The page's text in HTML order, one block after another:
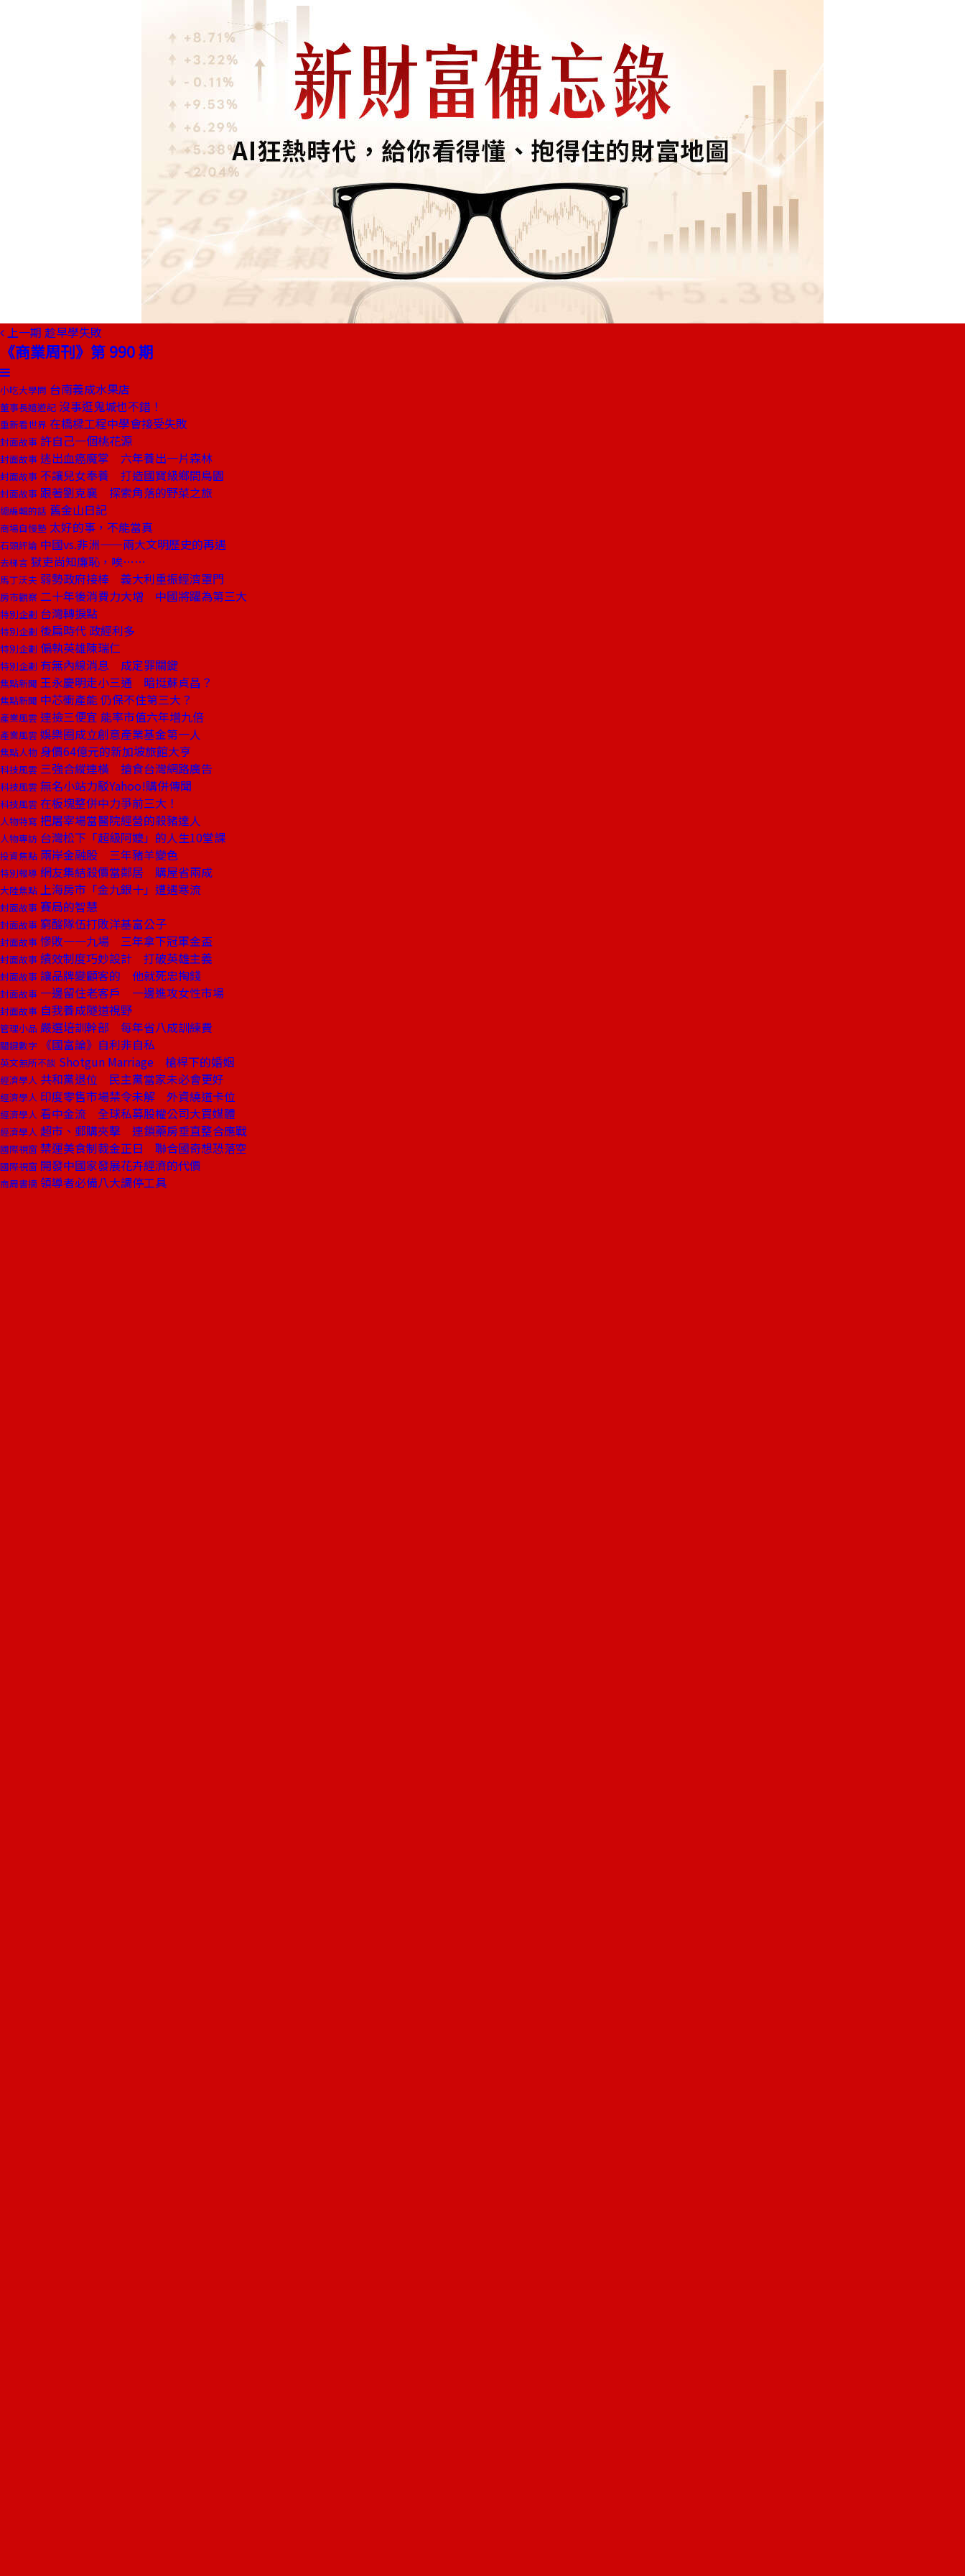
上一期 趁早學失敗
《商業周刊》第 990 期
小吃大學問 台南義成水果店
董事長嬉遊記 沒事逛鬼城也不錯！
重新看世界 在橋樑工程中學會接受失敗
封面故事 許自己一個桃花源
封面故事 逃出血癌魔掌 六年養出一片森林
封面故事 不讓兒女奉養 打造國寶級鄉間鳥園
封面故事 跟著劉克襄 探索角落的野菜之旅
總編輯的話 舊金山日記
商場自慢塾 太好的事，不能當真
石頭評論 中國vs.非洲——兩大文明歷史的再遇
去梯言 獄吏尚知廉恥，唉……
馬丁沃夫 弱勢政府接棒 義大利重振經濟罩門
房市觀察 二十年後消費力大增 中國將躍為第三大
特別企劃 台灣轉捩點
特別企劃 後扁時代 政經利多
特別企劃 偏執英雄陳瑞仁
特別企劃 有無內線消息 成定罪關鍵
焦點新聞 王永慶明走小三通 暗挺蘇貞昌？
焦點新聞 中芯衝產能 仍保不住第三大？
產業風雲 連撿三便宜 能率市值六年增九倍
產業風雲 娛樂圈成立創意產業基金第一人
焦點人物 身價64億元的新加坡旅館大亨
科技風雲 三強合縱連橫 搶食台灣網路廣告
科技風雲 無名小站力駁Yahoo!購併傳聞
科技風雲 在板塊整併中力爭前三大！
人物特寫 把屠宰場當醫院經營的殺豬達人
人物專訪 台灣松下「超級阿嬤」的人生10堂課
投資焦點 兩岸金融股 三年豬羊變色
特別報導 網友集結殺價當鄰居 購屋省兩成
大陸焦點 上海房市「金九銀十」遭遇寒流
封面故事 賽局的智慧
封面故事 窮酸隊伍打敗洋基富公子
封面故事 慘敗一一九場 三年拿下冠軍金盃
封面故事 績效制度巧妙設計 打破英雄主義
封面故事 讓品牌變顧客的 他就死忠掏錢
封面故事 一邊留住老客戶 一邊進攻女性市場
封面故事 自我養成隧道視野
管理小品 嚴選培訓幹部 每年省八成訓練費
關鍵數字 《國富論》自利非自私
英文無所不談 Shotgun Marriage 槍桿下的婚姻
經濟學人 共和黨退位 民主黨當家未必會更好
經濟學人 印度零售市場禁令未解 外資繞道卡位
經濟學人 看中金流 全球私募股權公司大買媒體
經濟學人 超市、郵購夾擊 連鎖藥房垂直整合應戰
國際視窗 禁運美食制裁金正日 聯合國奇想恐落空
國際視窗 開發中國家發展花卉經濟的代價
商周書摘 領導者必備八大調停工具